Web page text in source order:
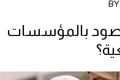
بالمؤسسات